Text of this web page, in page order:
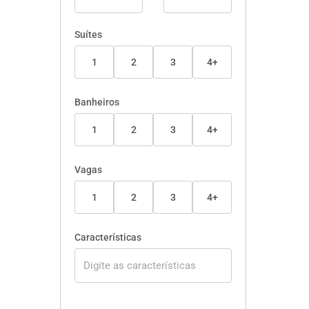
Suítes
1 2 3 4+
Banheiros
1 2 3 4+
Vagas
1 2 3 4+
Características